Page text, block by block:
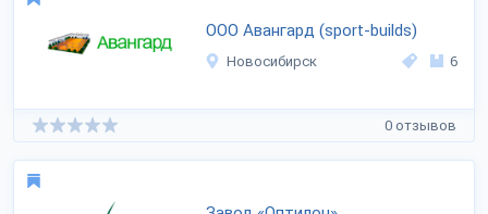
ООО Авангард (sport-builds)
Новосибирск 6
0 отзывов